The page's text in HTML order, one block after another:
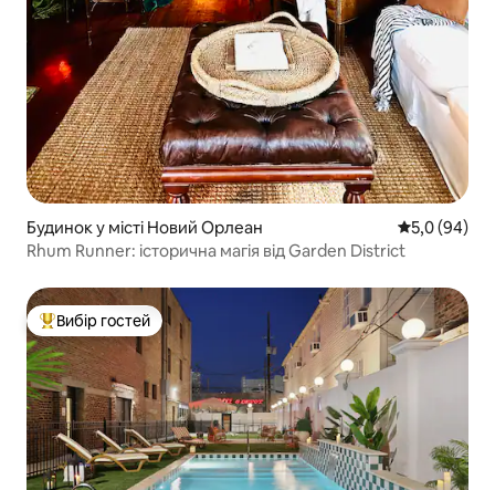
Будинок у місті Новий Орлеан Середня
5,0 (94)
Rhum Runner: історична магія від Garden District
Топ вибір гостей
Вибір гостей